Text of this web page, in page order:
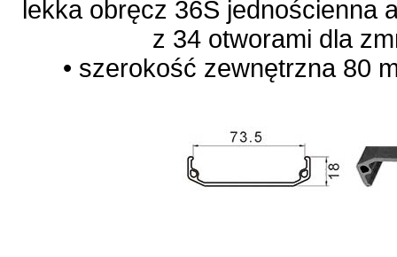
lekka obręcz 36S jednościenna
z 34 otworami dla
• szerokość zewnętrzna 80